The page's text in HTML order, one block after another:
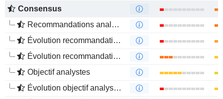
Consensus
Recommandations analystes
Évolution recommandations analystes 1 an
Évolution recommandations analystes 4 mois
Objectif analystes
Évolution objectif analystes 1 an